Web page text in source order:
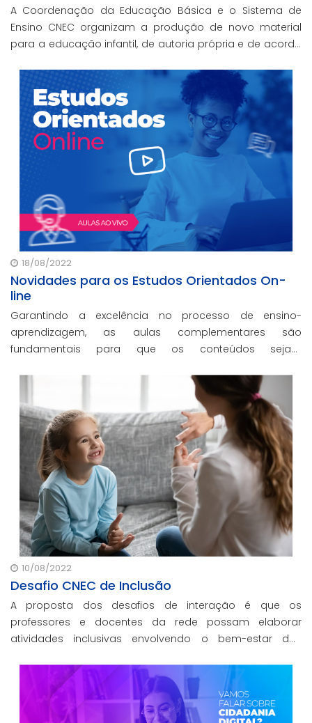
A Coordenação da Educação Básica e o Sistema de
Ensino CNEC organizam a produção de novo material
para a educação infantil, de autoria própria e de acordo
CNEC
18/08/2022
Novidades para os Estudos Orientados On-
line
Garantindo a excelência no processo de ensino-
aprendizagem, as aulas complementares são
fundamentais para que os conteúdos sejam
10/08/2022
Desafio CNEC de Inclusão
A proposta dos desafios de interação é que os
professores e docentes da rede possam elaborar
atividades inclusivas envolvendo o bem-estar dos